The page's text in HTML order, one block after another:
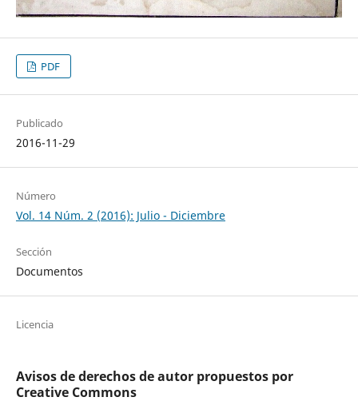
PDF
Publicado
2016-11-29
Número
Vol. 14 Núm. 2 (2016): Julio - Diciembre
Sección
Documentos
Licencia
Avisos de derechos de autor propuestos por
Creative Commons